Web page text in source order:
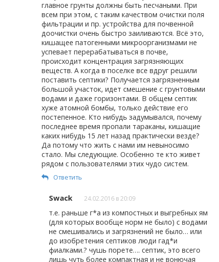
главное грунты должны быть песчаными. При
всем при этом, с таким качеством очистки поля
фильтрации и пр. устройства для почвенной
доочистки очень быстро заиливаются. Всё это,
кишащее патогенными микроорганизмами не
успевает перерабатываться в почве,
происходит концентрация загрязняющих
веществ. А когда в поселке все вдруг решили
поставить септики? Получается загрязненным
большой участок, идет смешение с грунтовыми
водами и даже горизонтами. В общем септик
хуже атомной бомбы, только действие его
постепенное. Кто нибудь задумывался, почему
последнее время пропали тараканы, кишащие
каких нибудь 15 лет назад практически везде?
Да потому что жить с нами им невыносимо
стало. Мы следующие. Особенно те кто живет
рядом с пользователями этих чудо систем.
Ответить
Swack 24.02.2016 в 20:09
т.е. раньше г*а из компостных и выгребных ям
(для которых вообще норм не было) с водами
не смешивались и загрязнений не было… или
до изобретения септиков люди гад*и
фиалками.? чушь порете…. септик, это всего
лишь чуть более компактная и не вонючая